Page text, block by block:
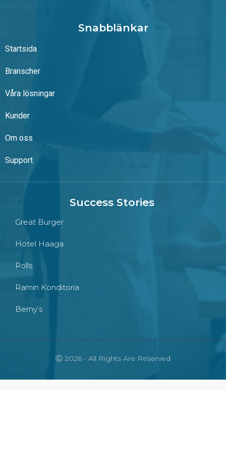
Snabblänkar
Startsida
Branscher
Våra lösningar
Kunder
Om oss
Support
Success Stories
Great Burger
Hotel Haaga
Rolls
Ramin Konditoria
Berny’s
Ⓒ 2026 - All Rights Are Reserved